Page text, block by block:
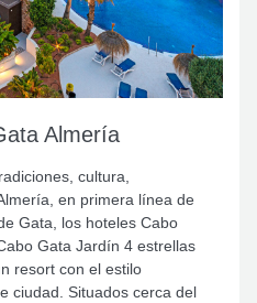
Almería
cultura,
en primera línea de
Gata, los hoteles Cabo
Gata Jardín 4 estrellas
resort con el estilo
ciudad. Situados cerca del